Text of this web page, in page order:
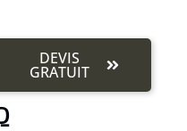
DEVIS
GRATUIT